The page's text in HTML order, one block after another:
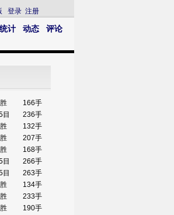
登录 注册
统计 动态
评论
166手
目
236手
132手
207手
168手
目
266手
目
263手
134手
233手
190手